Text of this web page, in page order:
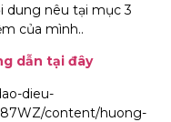
dung nêu tại mục 3
của mình..
dẫn tại đây
dieu-
content/huong-